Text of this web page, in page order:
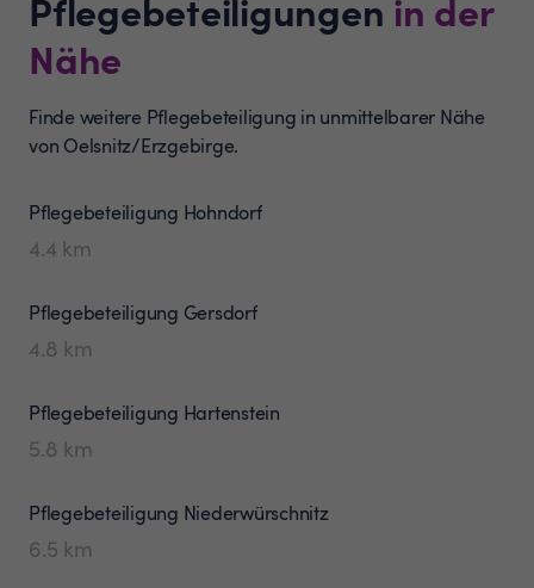
Nähe
Finde weitere Pflegebeteiligung in unmittelbarer Nähe
von Oelsnitz/Erzgebirge.
Pflegebeteiligung Hohndorf
4.4 km
Pflegebeteiligung Gersdorf
4.8 km
Pflegebeteiligung Hartenstein
5.8 km
Pflegebeteiligung Niederwürschnitz
6.5 km